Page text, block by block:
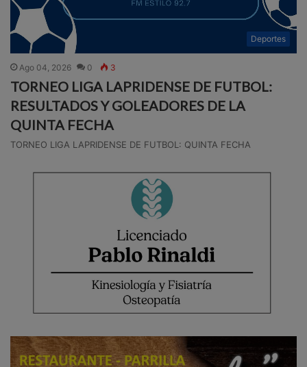
Deportes
Ago 04, 2026 0 3
TORNEO LIGA LAPRIDENSE DE FUTBOL:
RESULTADOS Y GOLEADORES DE LA
QUINTA FECHA
TORNEO LIGA LAPRIDENSE DE FUTBOL: QUINTA FECHA